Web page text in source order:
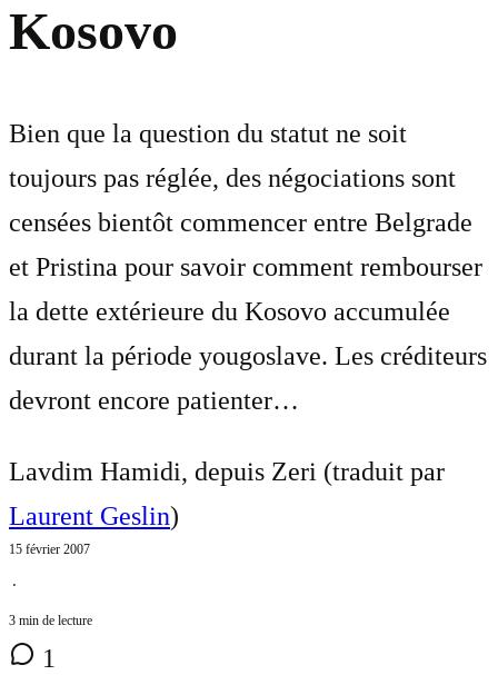
Kosovo
Bien que la question du statut ne soit
toujours pas réglée, des négociations sont
censées bientôt commencer entre Belgrade
et Pristina pour savoir comment rembourser
la dette extérieure du Kosovo accumulée
durant la période yougoslave. Les créditeurs
devront encore patienter…
Lavdim Hamidi, depuis Zeri (traduit par
Laurent Geslin)
15 février 2007
⋅
3 min de lecture
1